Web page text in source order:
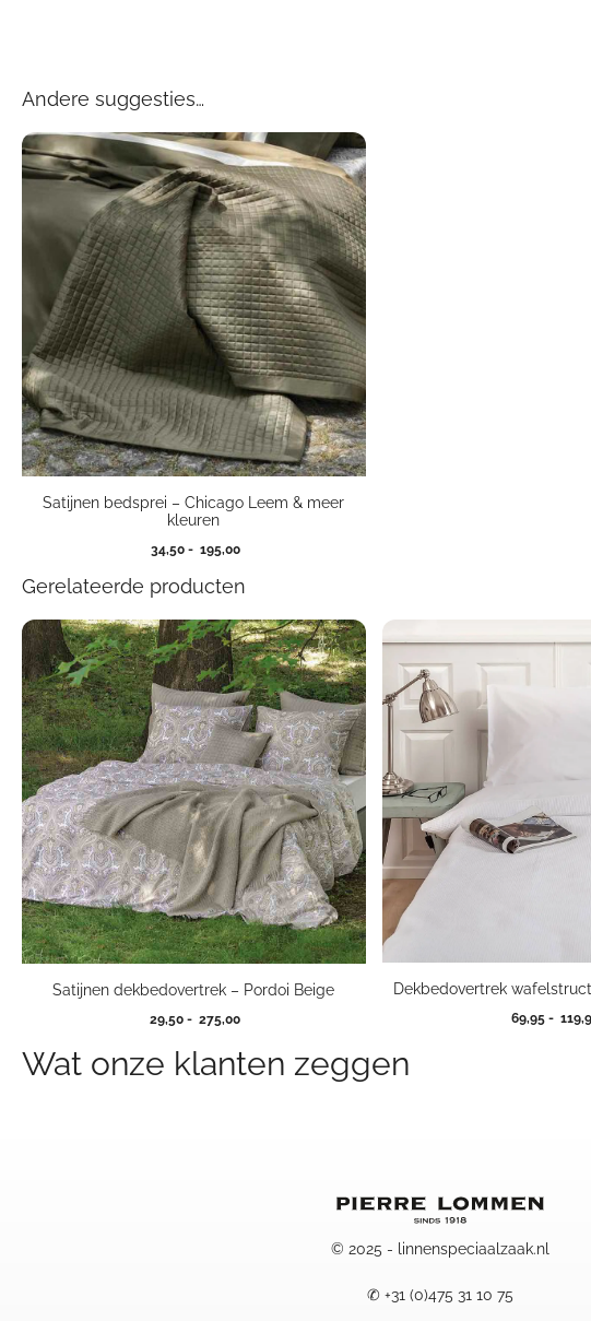
Andere suggesties…
Satijnen bedsprei – Chicago Leem & meer
kleuren
34,50 - 195,00Prijsklasse:
tot
Gerelateerde producten
Satijnen dekbedovertrek – Pordoi Beige
29,50 - 275,00Prijsklasse:
tot
275,00
Dekbedovertrek
69,95 -
Wat onze klanten zeggen
© 2025 - linnenspeciaalzaak.nl
✆ +31 (0)475 31 10 75